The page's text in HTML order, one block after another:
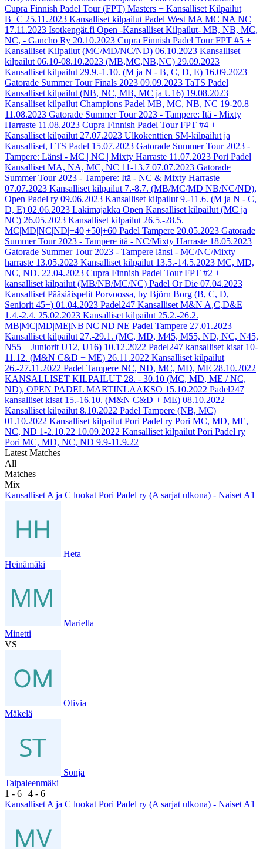
Cupra Finnish Padel Tour (FPT) Masters + Kansalliset Kilpailut
B+C 25.11.2023 Kansalliset kilpailut Padel West MA MC NA NC
17.11.2023 Isotkengät.fi Open -Kansalliset Kilpailut- MB, NB, MC,
NC, - Gancho Ry 20.10.2023 Cupra Finnish Padel Tour FPT #5 +
Kansalliset Kilpailut (MC/MD/NC/ND) 06.10.2023 Kansalliset
kilpailut 06.10-08.10.2023 (MB,MC,NB,NC) 29.09.2023
Kansalliset kilpailut 29.9.-1.10. (M ja N - B, C, D, E) 16.09.2023
Gatorade Summer Tour Finals 2023 09.09.2023 TaTS Padel
Kansalliset kilpailut (NB, NC, MB, MC ja U16) 19.08.2023
Kansalliset kilpailut Champions Padel MB, MC, NB, NC 19-20.8
11.08.2023 Gatorade Summer Tour 2023 - Tampere: Itä - Mixty
Harraste 11.08.2023 Cupra Finnish Padel Tour FPT #4 +
Kansalliset kilpailut 27.07.2023 Ulkokenttien SM-kilpailut ja
Kansalliset, LTS Padel 15.07.2023 Gatorade Summer Tour 2023 -
Tampere: Länsi - MC | NC | Mixty Harraste 11.07.2023 Pori Padel
Kansalliset MA, NA, MC, NC 11-13.7 07.07.2023 Gatorade
Summer Tour 2023 - Tampere: Itä - NC & Mixty Harraste
07.07.2023 Kansalliset kilpailut 7.-8.7. (MB/MC/MD NB/NC/ND),
Open Padel ry 09.06.2023 Kansalliset kilpailut 9.-11.6. (M ja N - C,
D, E) 02.06.2023 Lakimajakka Open Kansalliset kilpailut (MC ja
NC) 26.05.2023 Kansalliset kilpailut 26.5.-28.5.
MC|MD|NC|ND|+40|+50|+60 Padel Tampere 20.05.2023 Gatorade
Summer Tour 2023 - Tampere itä - NC/Mixty Harraste 18.05.2023
Gatorade Summer Tour 2023 - Tampere länsi - MC/NC/Mixty
harraste 13.05.2023 Kansalliset kilpailut 13.5.-14.5.2023 MC, MD,
NC, ND. 22.04.2023 Cupra Finnish Padel Tour FPT #2 +
kansalliset kilpailut (MB/NB/MC/NC) Padel Or Die 07.04.2023
Kansalliset Pääsiäispelit Porvoossa, by Björn Borg (B, C, D,
Seniorit 45+) 01.04.2023 Padel247 Kansalliset M&N A,C,D&E
1.4.-2.4. 25.02.2023 Kansalliset kilpailut 25.2.-26.2.
MB|MC|MD|ME|NB|NC|ND|NE Padel Tampere 27.01.2023
Kansalliset kilpailut 27.-29.1. (MC, MD, M45, M55, ND, NC, N45,
N55 + Juniorit U12, U16) 10.12.2022 Padel247 kansalliset kisat 10-
11.12. (M&N C&D + ME) 26.11.2022 Kansalliset kilpailut
26.-27.11.2022 Padel Tampere NC, ND, MC, MD, ME 28.10.2022
KANSALLISET KILPAILUT 28. - 30.10 (MC, MD, ME / NC,
ND), OPEN PADEL MARTINLAAKSO 15.10.2022 Padel247
kansalliset kisat 15.-16.10. (M&N C&D + ME) 08.10.2022
Kansalliset kilpailut 8.10.2022 Padel Tampere (NB, MC)
01.10.2022 Kansalliset kilpailut Pori Padel ry Pori MC, MD, ME,
NC, ND 1-2.10.22 10.09.2022 Kansalliset kilpailut Pori Padel ry
Pori MC, MD, NC, ND 9.9-11.9.22
Latest Matches
All
Matches
Mix
Kansalliset A ja C luokat Pori Padel ry (A sarjat ulkona) - Naiset A1
Heta
Heinämäki
Mariella
Minetti
VS
Olivia
Mäkelä
Sonja
Taipaleenmäki
1 - 6 | 4 - 6
Kansalliset A ja C luokat Pori Padel ry (A sarjat ulkona) - Naiset A1